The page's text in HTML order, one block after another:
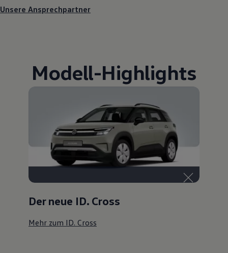
Unsere Ansprechpartner
Modell-Highlights
Der neue ID. Cross
Mehr zum ID. Cross